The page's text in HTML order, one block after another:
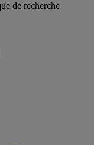
de recherche